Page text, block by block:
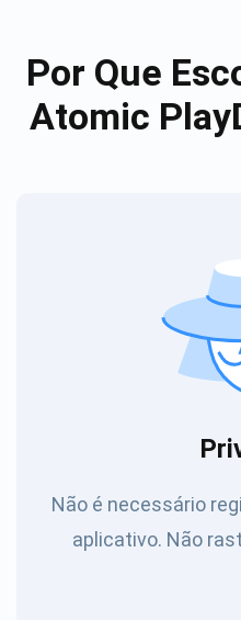
Por Que
Atomic
Não é necessário
aplicativo. Não